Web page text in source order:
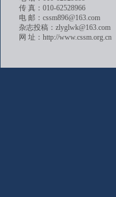
传 真：010-62528966
电 邮：cssm896@163.com
杂志投稿：zlyglwk@163.com
网 址：http://www.cssm.org.cn